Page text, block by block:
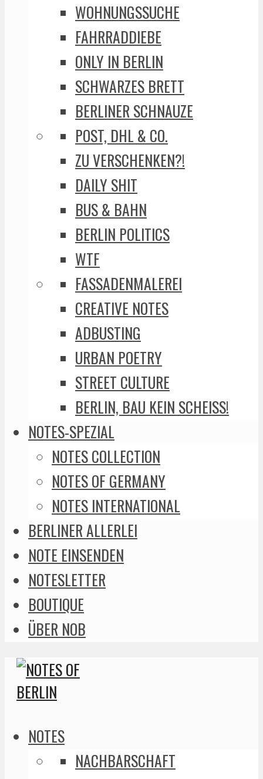
WOHNUNGSSUCHE
FAHRRADDIEBE
ONLY IN BERLIN
SCHWARZES BRETT
BERLINER SCHNAUZE
POST, DHL & CO.
ZU VERSCHENKEN?!
DAILY SHIT
BUS & BAHN
BERLIN POLITICS
WTF
FASSADENMALEREI
CREATIVE NOTES
ADBUSTING
URBAN POETRY
STREET CULTURE
BERLIN, BAU KEIN SCHEISS!
NOTES-SPEZIAL
NOTES COLLECTION
NOTES OF GERMANY
NOTES INTERNATIONAL
BERLINER ALLERLEI
NOTE EINSENDEN
NOTESLETTER
BOUTIQUE
ÜBER NOB
NOTES
NACHBARSCHAFT